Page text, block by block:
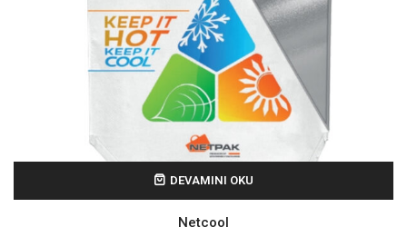
DEVAMINI OKU
Netcool